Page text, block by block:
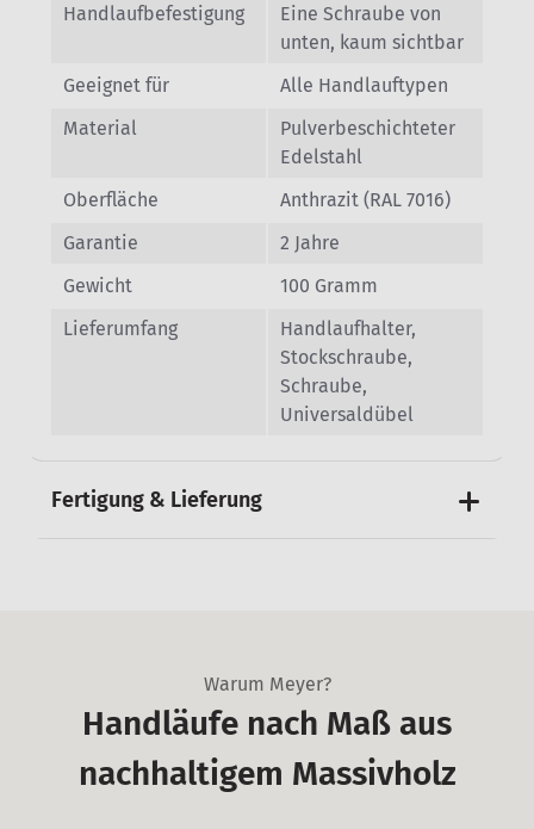
Handlaufbefestigung
Eine Schraube von
unten, kaum sichtbar
Geeignet für
Alle Handlauftypen
Material
Pulverbeschichteter
Edelstahl
Oberfläche
Anthrazit (RAL 7016)
Garantie
2 Jahre
Gewicht
100 Gramm
Lieferumfang
Handlaufhalter,
Stockschraube,
Schraube,
Universaldübel
Fertigung & Lieferung
Warum Meyer?
Handläufe nach Maß aus
nachhaltigem Massivholz